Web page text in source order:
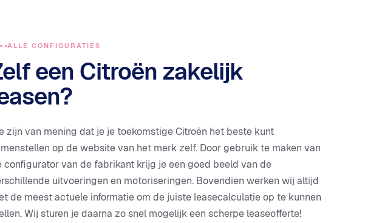
ALLE CONFIGURATIES
een Citroën zakelijk
zijn van mening dat je je toekomstige Citroën het beste kunt
op de website van het merk zelf. Door gebruik te maken van
configurator van de fabrikant krijg je een goed beeld van de
uitvoeringen en motoriseringen. Bovendien werken wij altijd
de meest actuele informatie om de juiste leasecalculatie op te kunnen
Wij sturen je daarna zo snel mogelijk een scherpe leaseofferte!